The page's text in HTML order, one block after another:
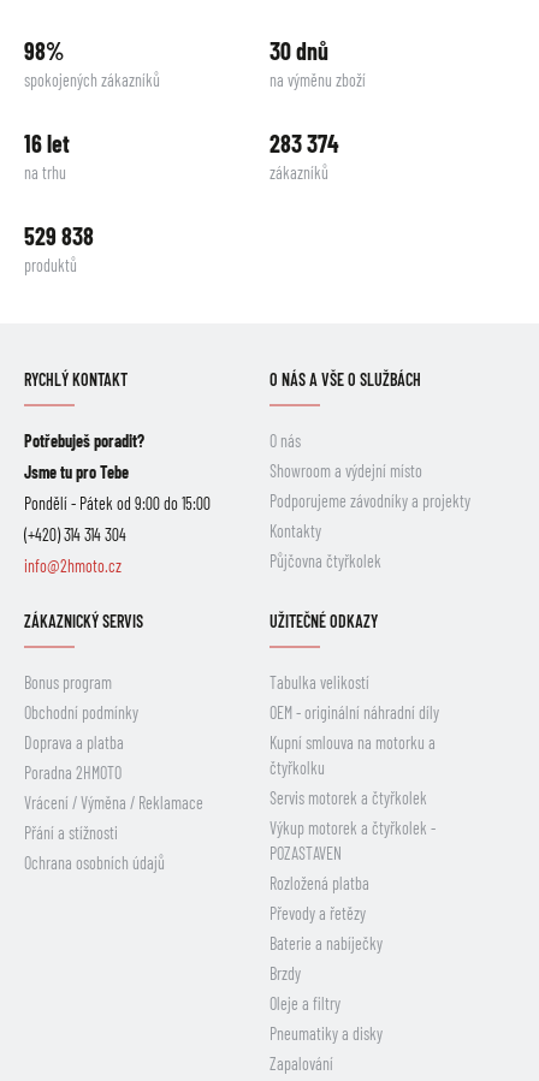
98%
spokojených zákazníků
30 dnů
na výměnu zboží
16 let
na trhu
283 374
zákazníků
529 838
produktů
RYCHLÝ KONTAKT
Potřebuješ poradit?
Jsme tu pro Tebe
Pondělí - Pátek od 9:00 do 15:00
(+420) 314 314 304
info@2hmoto.cz
O NÁS A VŠE O SLUŽBÁCH
O nás
Showroom a výdejní místo
Podporujeme závodníky a projekty
Kontakty
Půjčovna čtyřkolek
ZÁKAZNICKÝ SERVIS
Bonus program
Obchodní podmínky
Doprava a platba
Poradna 2HMOTO
Vrácení / Výměna / Reklamace
Přání a stížnosti
Ochrana osobních údajů
UŽITEČNÉ ODKAZY
Tabulka velikostí
OEM - originální náhradní díly
Kupní smlouva na motorku a
čtyřkolku
Servis motorek a čtyřkolek
Výkup motorek a čtyřkolek -
POZASTAVEN
Rozložená platba
Převody a řetězy
Baterie a nabíječky
Brzdy
Oleje a filtry
Pneumatiky a disky
Zapalování